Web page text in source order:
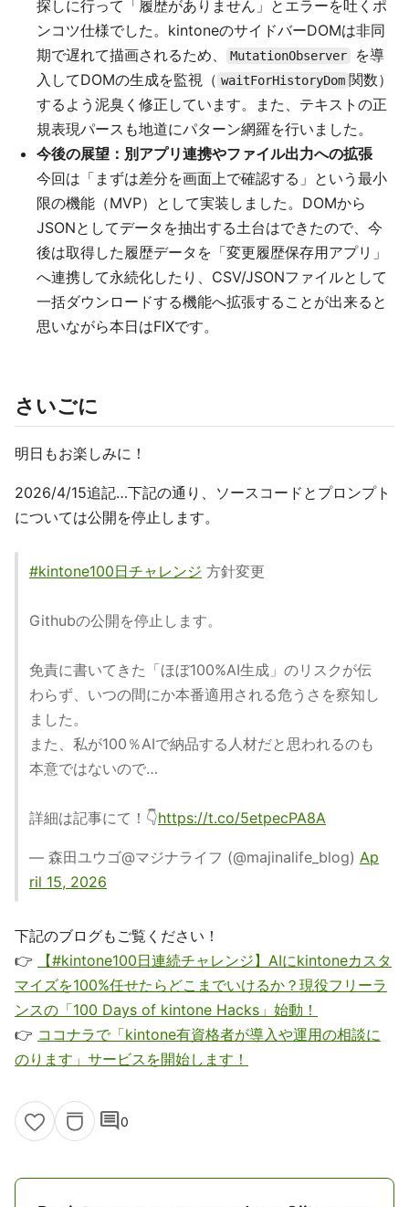
探しに行って「履歴がありません」とエラーを吐くポ
ンコツ仕様でした。kintoneのサイドバーDOMは非同
期で遅れて描画されるため、
MutationObserver
を導
入してDOMの生成を監視（ waitForHistoryDom 関数）
するよう泥臭く修正しています。また、テキストの正
規表現パースも地道にパターン網羅を行いました。
今後の展望：別アプリ連携やファイル出力への拡張
今回は「まずは差分を画面上で確認する」という最小
限の機能（MVP）として実装しました。DOMから
JSONとしてデータを抽出する土台はできたので、今
後は取得した履歴データを「変更履歴保存用アプリ」
へ連携して永続化したり、CSV/JSONファイルとして
一括ダウンロードする機能へ拡張することが出来ると
思いながら本日はFIXです。
さいごに
明日もお楽しみに！
2026/4/15追記…下記の通り、ソースコードとプロンプト
については公開を停止します。
#kintone100日チャレンジ 方針変更
Githubの公開を停止します。
免責に書いてきた「ほぼ100%AI生成」のリスクが伝
わらず、いつの間にか本番適用される危うさを察知し
ました。
また、私が100％AIで納品する人材だと思われるのも
本意ではないので…
詳細は記事にて！👇https://t.co/5etpecPA8A
— 森田ユウゴ@マジナライフ (@majinalife_blog) Ap
ril 15, 2026
下記のブログもご覧ください！
👉
【#kintone100日連続チャレンジ】AIにkintoneカスタ
マイズを100%任せたらどこまでいけるか？現役フリーラ
ンスの「100 Days of kintone Hacks」始動！
👉 ココナラで「kintone有資格者が導入や運用の相談に
のります」サービスを開始します！
comment0